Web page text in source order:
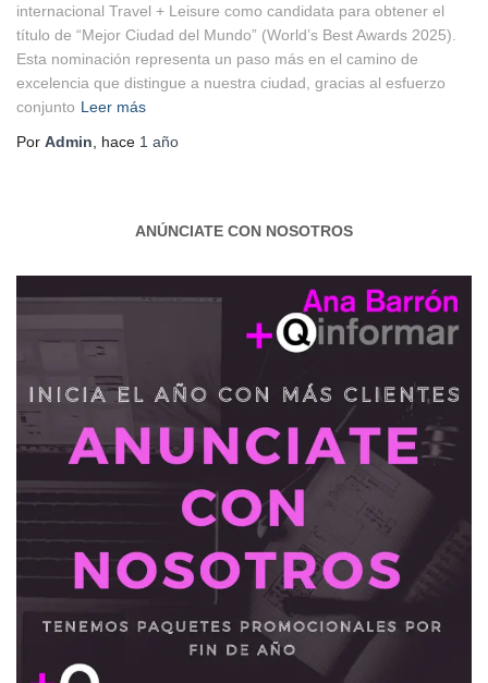
internacional Travel + Leisure como candidata para obtener el
título de “Mejor Ciudad del Mundo” (World’s Best Awards 2025).
Esta nominación representa un paso más en el camino de
excelencia que distingue a nuestra ciudad, gracias al esfuerzo
conjunto Leer más
Por Admin , hace 1 año
ANÚNCIATE CON NOSOTROS